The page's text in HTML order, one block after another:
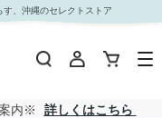
、沖縄のセレクトストア
内※
詳しくはこちら